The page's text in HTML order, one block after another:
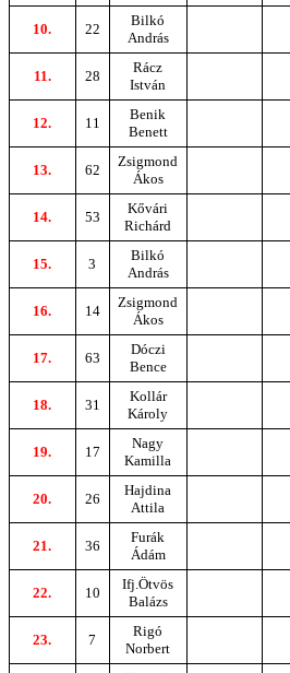
10. 22
Bilkó
András
11. 28
Rácz
István
12. 11
Benik
Benett
13. 62
Zsigmond
Ákos
14. 53
Kővári
Richárd
15. 3
Bilkó
András
16. 14
Zsigmond
Ákos
17. 63
Dóczi
Bence
18. 31
Kollár
Károly
19. 17
Nagy
Kamilla
20. 26
Hajdina
Attila
21. 36
Furák
Ádám
22. 10
Ifj.Ötvös
Balázs
23. 7
Rigó
Norbert